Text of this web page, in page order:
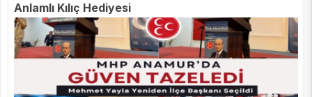
Anlamlı Kılıç Hediyesi